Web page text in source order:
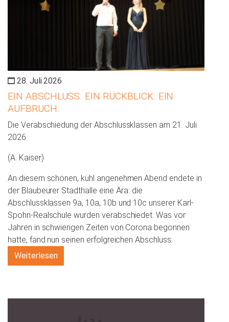
28. Juli 2026
EIN ABSCHLUSS. EIN RÜCKBLICK. EIN
AUFBRUCH.
Die Verabschiedung der Abschlussklassen am 21. Juli
2026
(A. Kaiser)
An diesem schönen, kühl angenehmen Abend endete in
der Blaubeurer Stadthalle eine Ära: die
Abschlussklassen 9a, 10a, 10b und 10c unserer Karl-
Spohn-Realschule wurden verabschiedet. Was vor
Jahren in schwierigen Zeiten von Corona begonnen
hatte, fand nun seinen erfolgreichen Abschluss.
Weiterlesen